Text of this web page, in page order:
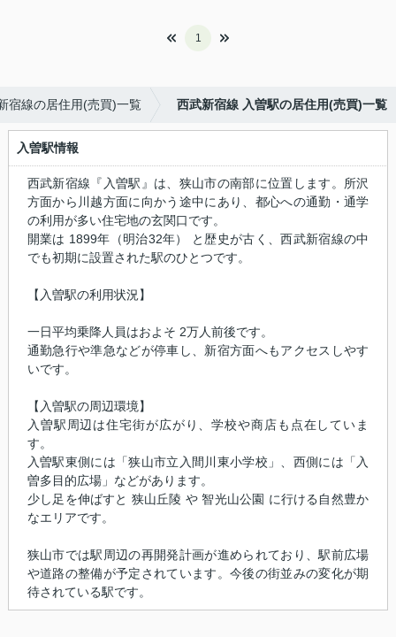
1
宿線の居住用(売買)一覧 西武新宿線 入曽駅の居住用(売買)一覧
入曽駅情報
西武新宿線『入曽駅』は、狭山市の南部に位置します。所沢
方面から川越方面に向かう途中にあり、都心への通勤・通学
の利用が多い住宅地の玄関口です。
開業は 1899年（明治32年） と歴史が古く、西武新宿線の中
でも初期に設置された駅のひとつです。
【入曽駅の利用状況】
一日平均乗降人員はおよそ 2万人前後です。
通勤急行や準急などが停車し、新宿方面へもアクセスしやす
いです。
【入曽駅の周辺環境】
入曽駅周辺は住宅街が広がり、学校や商店も点在していま
す。
入曽駅東側には「狭山市立入間川東小学校」、西側には「入
曽多目的広場」などがあります。
少し足を伸ばすと 狭山丘陵 や 智光山公園 に行ける自然豊か
なエリアです。
狭山市では駅周辺の再開発計画が進められており、駅前広場
や道路の整備が予定されています。今後の街並みの変化が期
待されている駅です。